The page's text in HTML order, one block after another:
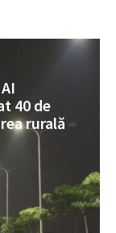
40 de
rurală